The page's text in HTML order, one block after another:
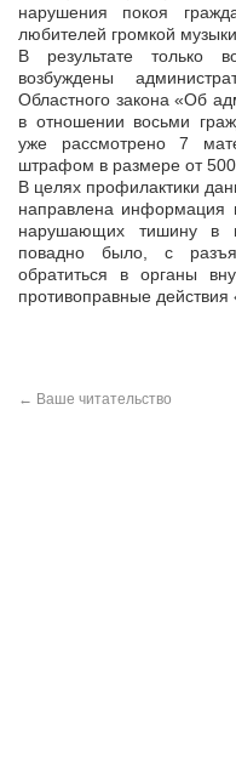
нарушения покоя
любителей громкой
В результате только
возбуждены
Областного закона «Об
в отношении восьми
уже рассмотрено 7
штрафом в размере от
В целях профилактики
направлена информация
нарушающих тишину в
повадно было, с
обратиться в органы
противоправные
← Ваше читательство